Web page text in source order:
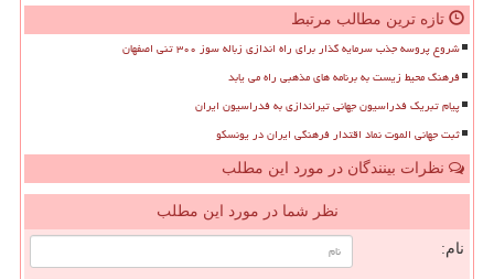
تازه ترین مطالب مرتبط
شروع پروسه جذب سرمایه گذار برای راه اندازی زباله سوز ۳۰۰ تنی اصفهان
فرهنگ محیط زیست به برنامه های مذهبی راه می یابد
پیام تبریک فدراسیون جهانی تیراندازی به فدراسیون ایران
ثبت جهانی الموت نماد اقتدار فرهنگی ایران در یونسکو
نظرات بینندگان در مورد این مطلب
نظر شما در مورد این مطلب
نام: